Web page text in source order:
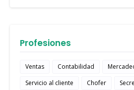
Profesiones
Ventas Contabilidad
Servicio al cliente
Chofer